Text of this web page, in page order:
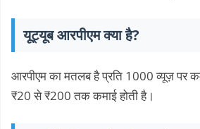
यूट्यूब आरपीएम क्या है?
आरपीएम का मतलब है प्रति 1000 व्यूज़ पर
₹20 से ₹200 तक कमाई होती है।